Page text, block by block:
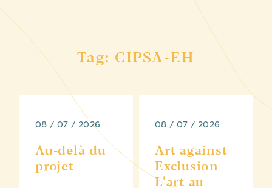
Tag: CIPSA-EH
08 / 07 / 2026
Au-delà du
projet
08 / 07 / 2026
Art against
Exclusion –
L’art au